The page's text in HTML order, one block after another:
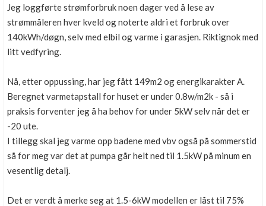
Jeg loggførte strømforbruk noen dager ved å lese av
strømmåleren hver kveld og noterte aldri et forbruk over
140kWh/døgn, selv med elbil og varme i garasjen. Riktignok med
litt vedfyring.
Nå, etter oppussing, har jeg fått 149m2 og energikarakter A.
Beregnet varmetapstall for huset er under 0.8w/m2k - så i
praksis forventer jeg å ha behov for under 5kW selv når det er
-20 ute.
I tillegg skal jeg varme opp badene med vbv også på sommerstid
så for meg var det at pumpa går helt ned til 1.5kW på minum en
vesentlig detalj.
Det er verdt å merke seg at 1.5-6kW modellen er låst til 75%